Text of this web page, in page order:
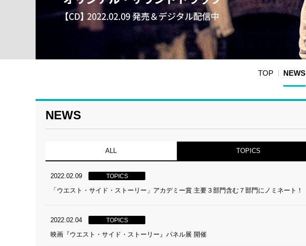
TOP NEWS
NEWS
ALL TOPICS
2022.02.09 TOPICS
「ウエスト・サイド・ストーリー」アカデミー賞 主要３部門含む７部門にノミネート！
2022.02.04 TOPICS
映画『ウエスト・サイド・ストーリー』パネル展 開催